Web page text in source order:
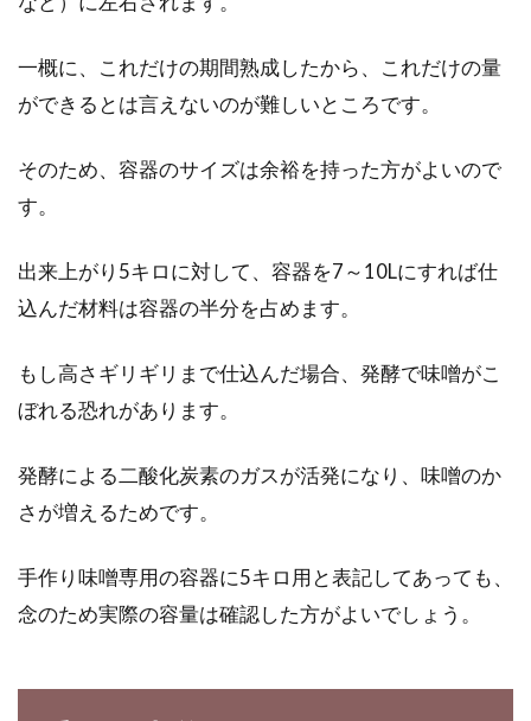
一概に、これだけの期間熟成したから、これだけの量
ができるとは言えないのが難しいところです。
そのため、容器のサイズは余裕を持った方がよいので
す。
出来上がり5キロに対して、容器を7～10Lにすれば仕
込んだ材料は容器の半分を占めます。
もし高さギリギリまで仕込んだ場合、発酵で味噌がこ
ぼれる恐れがあります。
発酵による二酸化炭素のガスが活発になり、味噌のか
さが増えるためです。
手作り味噌専用の容器に5キロ用と表記してあっても、
念のため実際の容量は確認した方がよいでしょう。